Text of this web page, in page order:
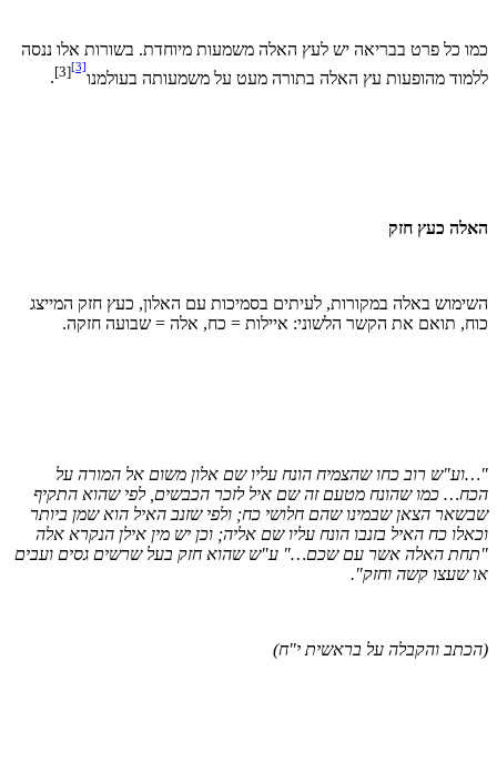
כל פרט בבריאה יש לעץ האלה משמעות מיוחדת. בשורות אלו ננסה
מהופעות עץ האלה בתורה מעט על משמעותה בעולמנו
[3]
.
כעץ חזק
באלה במקורות, לעיתים בסמיכות עם האלון, כעץ חזק המייצג
תואם את הקשר הלשוני: איילות = כח, אלה = שבועה חזקה.
רוב כחו שהצמיח הונח עליו שם אלון משום אל המורה על
כמו שהונח מטעם זה שם איל לזכר הכבשים, לפי שהוא התקיף
הצאן שבמינו שהם חלושי כח; ולפי שזנב האיל הוא שמן ביותר
כח האיל בזנבו הונח עליו שם אליה; וכן יש מין אילן הנקרא אלה
האלה אשר עם שכם…" ע"ש שהוא חזק בעל שרשים גסים ועבים
שעצו קשה וחזק".
והקבלה על בראשית י"ח)